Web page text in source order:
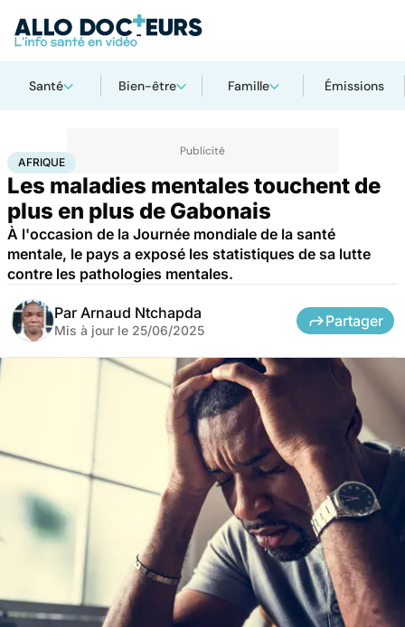
Santé Bien-être Famille Émissions
AccueilSanté
AFRIQUE
Les maladies mentales touchent de
plus en plus de Gabonais
À l'occasion de la Journée mondiale de la santé
mentale, le pays a exposé les statistiques de sa lutte
contre les pathologies mentales.
Par Arnaud Ntchapda
Mis à jour le 25/06/2025
Partager